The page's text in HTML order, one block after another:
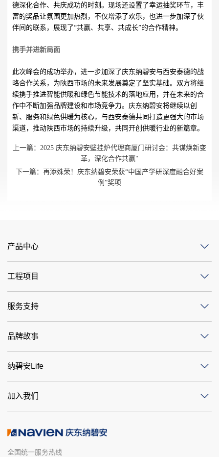
德深化合作、共庆成功的时刻。现场还设置了幸运抽奖环节，丰
富的奖品让氛围更加热烈，不仅增添了欢乐，也进一步加深了伙
伴间的联系，展现了“共赢、共享、共成长”的合作精神。
携手并进新局面
此次峰会的成功举办，进一步加深了庆东纳碧安与西安泰德的战
略合作关系，为陕西市场的未来发展奠定了坚实基础。双方将继
续携手推进智能供暖和绿色节能技术的落地应用，并在未来的合
作中不断加强品牌建设和市场竞争力。庆东纳碧安将继续以创
新、服务和绿色供暖为核心，与西安泰德共同打造更强大的市场
渠道，推动陕西市场的持续升级，共同开创供暖行业的新篇章。
上一篇： 2025 庆东纳碧安壁挂炉代理商厦门研讨会：共谋焕新变
革，深化合作共赢"
下一篇： 再添殊荣！庆东纳碧安荣获“中国产学研深度融合好案
例”奖项
产品中心
工程项目
服务支持
品牌故事
纳碧安Life
加入我们
全国统一服务热线